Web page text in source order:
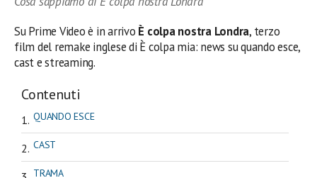
Su Prime Video è in arrivo È colpa nostra Londra, terzo
film del remake inglese di È colpa mia: news su quando esce,
cast e streaming.
Contenuti
QUANDO ESCE
CAST
TRAMA